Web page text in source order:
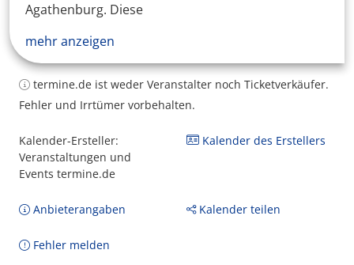
Agathenburg. Diese
mehr anzeigen
termine.de ist weder Veranstalter noch Ticketverkäufer.
Fehler und Irrtümer vorbehalten.
Kalender-Ersteller:
Veranstaltungen und
Events termine.de
Kalender des Erstellers
Anbieterangaben Kalender teilen
Fehler melden